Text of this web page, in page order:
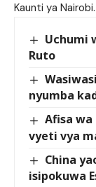
Kaunti ya Nairobi.
Uchumi
Ruto
nyumba
Afisa wa
vyeti vya
China
isipokuwa